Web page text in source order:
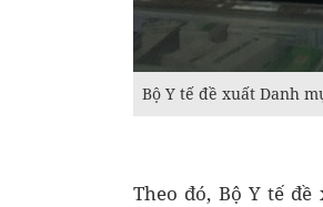
Bộ Y tế đề xuất Danh
Theo đó, Bộ Y tế